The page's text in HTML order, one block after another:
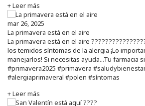
+ Leer más
mar 26, 2025
La primavera está en el aire
La primavera está en el aire
los temidos síntomas de la alergia ¡Lo
manejarlos! Si necesitas ayuda...Tu farmacia
#primavera2025 #primavera
#alergiaprimaveral #polen #síntomas
+ Leer más